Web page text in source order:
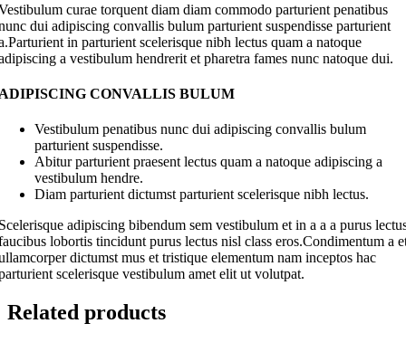
curae torquent diam diam commodo parturient penatibus
dui adipiscing convallis bulum parturient suspendisse parturient
in parturient scelerisque nibh lectus quam a natoque
a vestibulum hendrerit et pharetra fames nunc natoque dui.
CONVALLIS BULUM
Vestibulum penatibus nunc dui adipiscing convallis bulum
parturient suspendisse.
Abitur parturient praesent lectus quam a natoque adipiscing a
vestibulum hendre.
Diam parturient dictumst parturient scelerisque nibh lectus.
adipiscing bibendum sem vestibulum et in a a a purus
lobortis tincidunt purus lectus nisl class eros.Condimentum a
dictumst mus et tristique elementum nam inceptos hac
scelerisque vestibulum amet elit ut volutpat.
Related products